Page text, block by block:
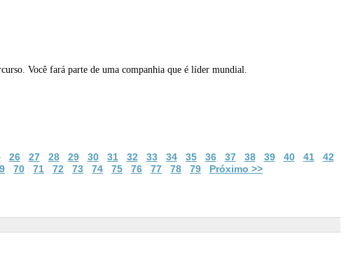
Você fará parte de uma companhia que é líder mundial.
26 27 28 29 30 31 32 33 34 35 36 37 38 39 40 41
42
70 71 72 73 74 75 76 77 78 79 Próximo >>